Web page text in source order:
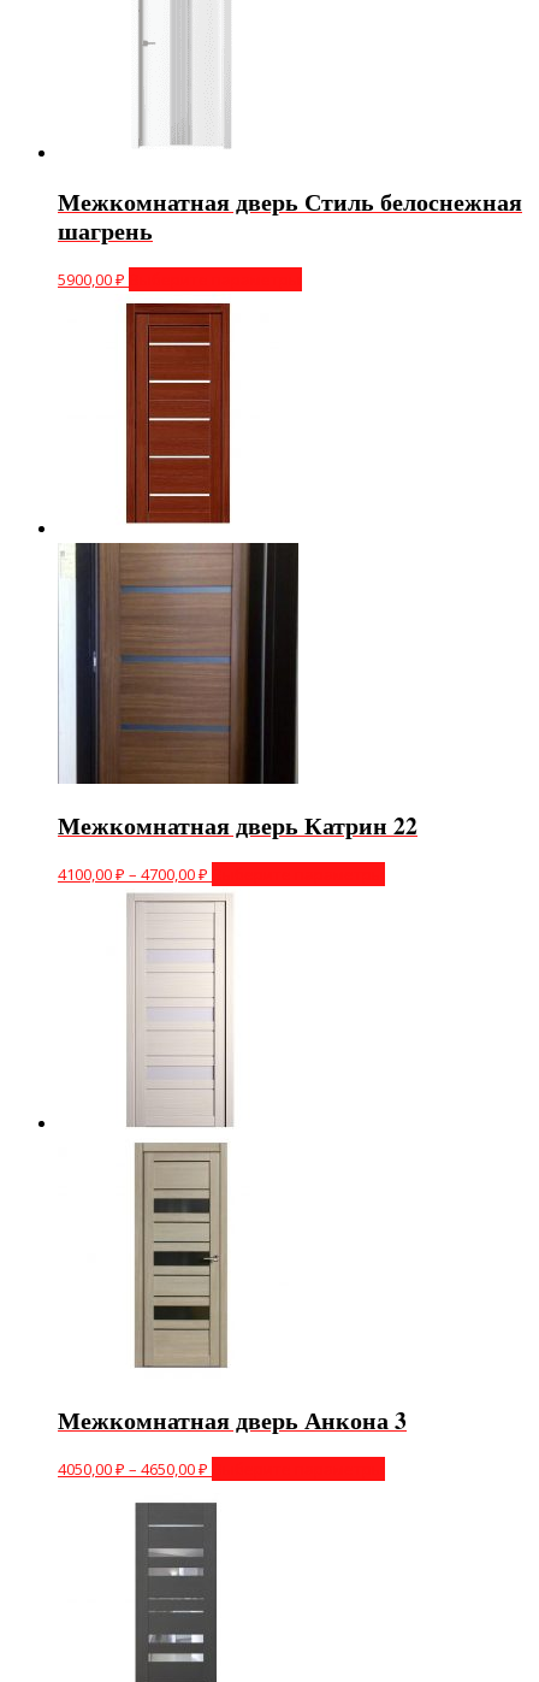
Межкомнатная дверь Стиль белоснежная
шагрень
5900,00₽
Межкомнатная дверь Катрин 22
4100,00₽ – 4700,00₽
Межкомнатная дверь Анкона 3
4050,00₽ – 4650,00₽